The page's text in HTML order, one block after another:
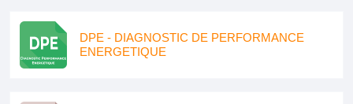
DPE - DIAGNOSTIC DE PERFORMANCE
ENERGETIQUE